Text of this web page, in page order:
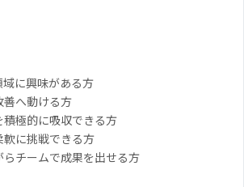
に興味がある方
善へ動ける方
極的に吸収できる方
に挑戦できる方
チームで成果を出せる方